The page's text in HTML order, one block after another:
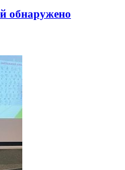
обнаружено